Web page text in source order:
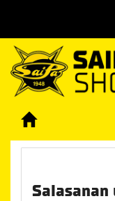
Salasanan